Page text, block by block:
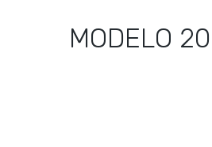
MODELO 20